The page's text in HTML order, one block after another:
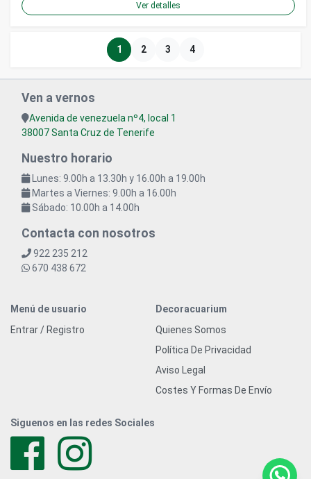
Ver detalles
1 2 3 4
Ven a vernos
Avenida de venezuela nº4, local 1
38007 Santa Cruz de Tenerife
Nuestro horario
Lunes: 9.00h a 13.30h y 16.00h a 19.00h
Martes a Viernes: 9.00h a 16.00h
Sábado: 10.00h a 14.00h
Contacta con nosotros
922 235 212
670 438 672
Menú de usuario
Entrar / Registro
Decoracuarium
Quienes Somos
Política De Privacidad
Aviso Legal
Costes Y Formas De Envío
Siguenos en las redes Sociales